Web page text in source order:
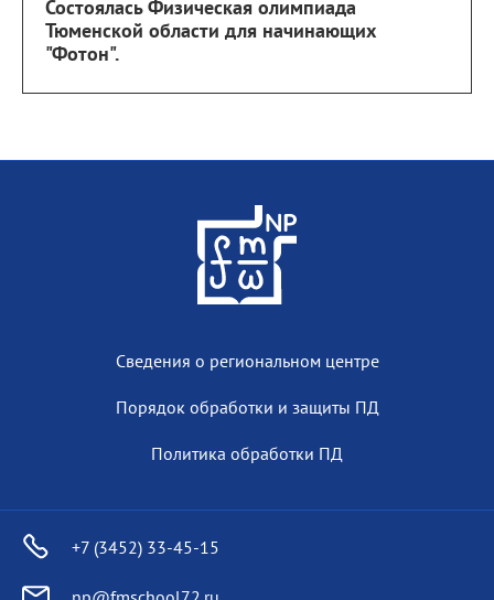
Состоялась Физическая олимпиада
Тюменской области для начинающих
"Фотон".
Сведения о региональном центре
Порядок обработки и защиты ПД
Политика обработки ПД
+7 (3452) 33-45-15